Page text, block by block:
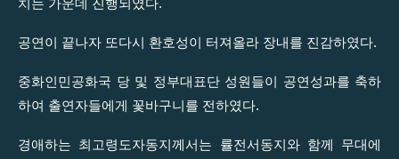
치는 가운데 진행되였다.
공연이 끝나자 또다시 환호성이 터져올라 장내를 진감하였다.
중화인민공화국 당 및 정부대표단 성원들이 공연성과를 축하
하여 출연자들에게 꽃바구니를 전하였다.
경애하는 최고령도자동지께서는 률전서동지와 함께 무대에